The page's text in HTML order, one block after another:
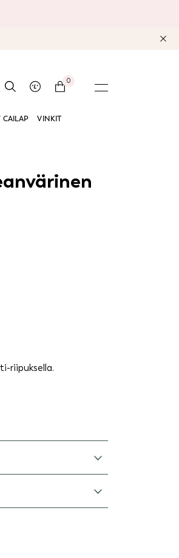
0
VINKIT
riipuksella.